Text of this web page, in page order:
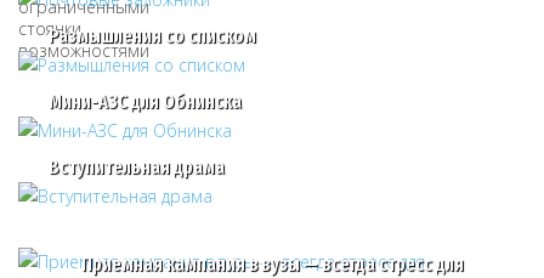
Размышления со списком
Мини-АЗС для Обнинска
Вступительная драма
Приемная кампания в вузы — всегда стресс для